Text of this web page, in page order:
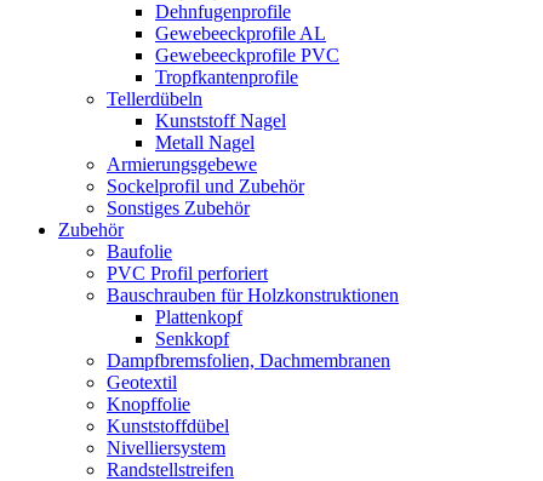
Dehnfugenprofile
Gewebeeckprofile AL
Gewebeeckprofile PVC
Tropfkantenprofile
Tellerdübeln
Kunststoff Nagel
Metall Nagel
Armierungsgebewe
Sockelprofil und Zubehör
Sonstiges Zubehör
Zubehör
Baufolie
PVC Profil perforiert
Bauschrauben für Holzkonstruktionen
Plattenkopf
Senkkopf
Dampfbremsfolien, Dachmembranen
Geotextil
Knopffolie
Kunststoffdübel
Nivelliersystem
Randstellstreifen